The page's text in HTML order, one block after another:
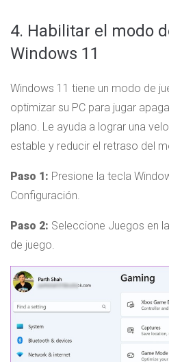
4. Habilitar el modo
Windows 11
Windows 11 tiene un modo de
optimizar su PC para jugar
plano. Le ayuda a lograr una
estable y reducir el retraso del
Paso 1: Presione la tecla
Configuración.
Paso 2: Seleccione Juegos en
de juego.